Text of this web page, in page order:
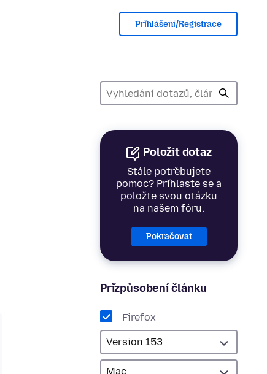
Přihlášení/Registrace
Položit dotaz
Stále potřebujete
pomoc? Přihlaste se a
položte svou otázku
na našem fóru.
Pokračovat
Přizpůsobení článku
Firefox